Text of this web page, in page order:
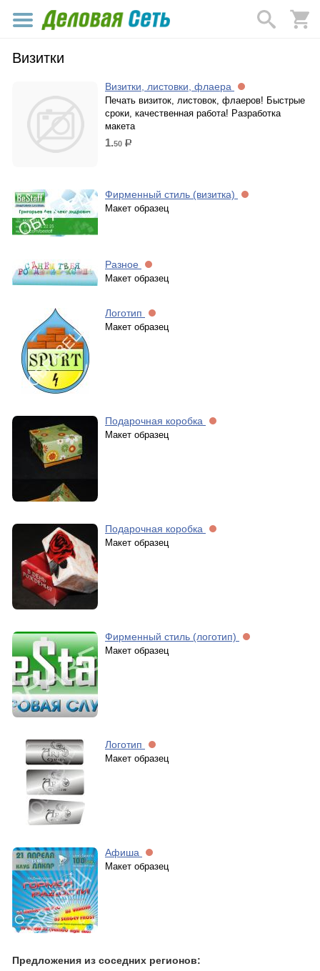
Визитки
Визитки, листовки, флаера
Печать визиток, листовок, флаеров! Быстрые
сроки, качественная работа! Разработка
макета
1.50 р.
Фирменный стиль (визитка)
Макет образец
Разное
Макет образец
Логотип
Макет образец
Подарочная коробка
Макет образец
Подарочная коробка
Макет образец
Фирменный стиль (логотип)
Макет образец
Логотип
Макет образец
Афиша
Макет образец
Предложения из соседних регионов: